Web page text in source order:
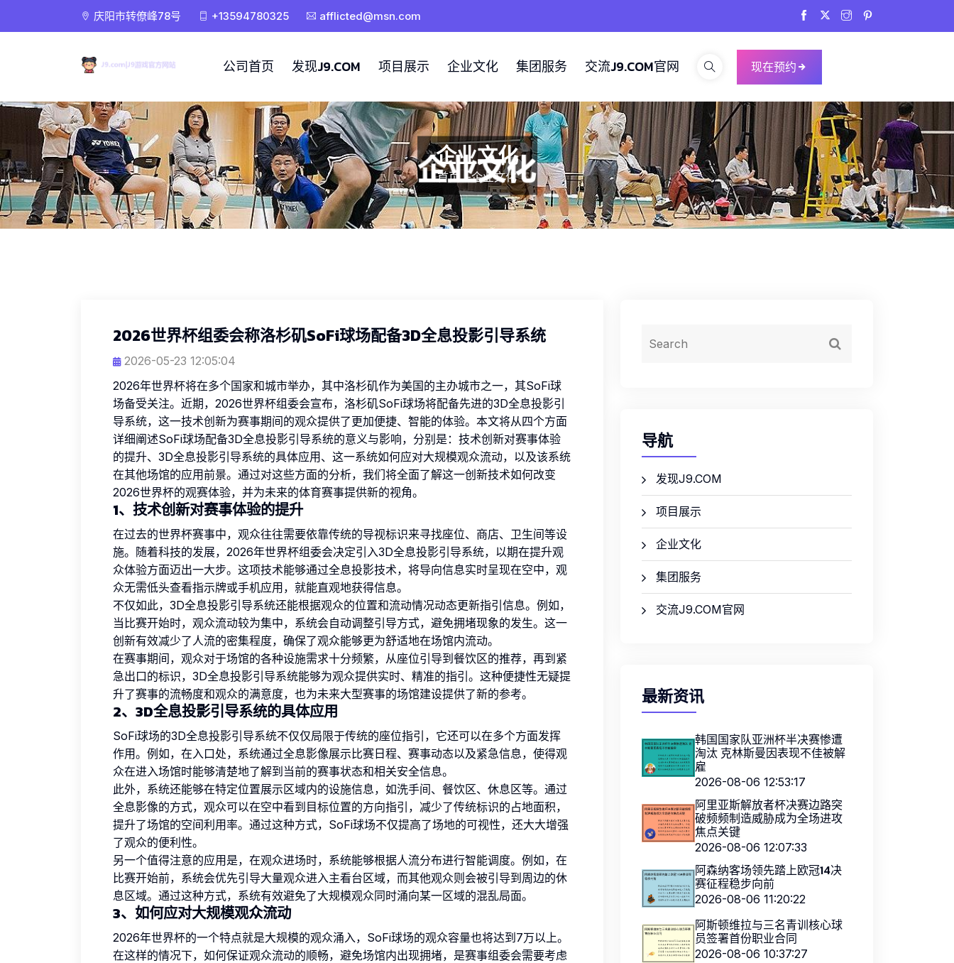
庆阳市转僚峰78号 +13594780325 afflicted@msn.com
公司首页 发现J9.COM 项目展示 企业文化 集团服务 交流J9.COM官网 现在预约
企业文化
首页 -企业文化
2026世界杯组委会称洛杉矶SoFi球场配备3D全息投影引导系统
2026-05-23 12:05:04
2026年世界杯将在多个国家和城市举办，其中洛杉矶作为美国的主办城市之一，其SoFi球
场备受关注。近期，2026世界杯组委会宣布，洛杉矶SoFi球场将配备先进的3D全息投影引
导系统，这一技术创新为赛事期间的观众提供了更加便捷、智能的体验。本文将从四个方面
详细阐述SoFi球场配备3D全息投影引导系统的意义与影响，分别是：技术创新对赛事体验
的提升、3D全息投影引导系统的具体应用、这一系统如何应对大规模观众流动，以及该系统
在其他场馆的应用前景。通过对这些方面的分析，我们将全面了解这一创新技术如何改变
2026世界杯的观赛体验，并为未来的体育赛事提供新的视角。
1、技术创新对赛事体验的提升
在过去的世界杯赛事中，观众往往需要依靠传统的导视标识来寻找座位、商店、卫生间等设
施。随着科技的发展，2026年世界杯组委会决定引入3D全息投影引导系统，以期在提升观
众体验方面迈出一大步。这项技术能够通过全息投影技术，将导向信息实时呈现在空中，观
众无需低头查看指示牌或手机应用，就能直观地获得信息。
不仅如此，3D全息投影引导系统还能根据观众的位置和流动情况动态更新指引信息。例如，
当比赛开始时，观众流动较为集中，系统会自动调整引导方式，避免拥堵现象的发生。这一
创新有效减少了人流的密集程度，确保了观众能够更为舒适地在场馆内流动。
在赛事期间，观众对于场馆的各种设施需求十分频繁，从座位引导到餐饮区的推荐，再到紧
急出口的标识，3D全息投影引导系统能够为观众提供实时、精准的指引。这种便捷性无疑提
升了赛事的流畅度和观众的满意度，也为未来大型赛事的场馆建设提供了新的参考。
2、3D全息投影引导系统的具体应用
SoFi球场的3D全息投影引导系统不仅仅局限于传统的座位指引，它还可以在多个方面发挥
作用。例如，在入口处，系统通过全息影像展示比赛日程、赛事动态以及紧急信息，使得观
众在进入场馆时能够清楚地了解到当前的赛事状态和相关安全信息。
此外，系统还能够在特定位置展示区域内的设施信息，如洗手间、餐饮区、休息区等。通过
全息影像的方式，观众可以在空中看到目标位置的方向指引，减少了传统标识的占地面积，
提升了场馆的空间利用率。通过这种方式，SoFi球场不仅提高了场地的可视性，还大大增强
了观众的便利性。
另一个值得注意的应用是，在观众进场时，系统能够根据人流分布进行智能调度。例如，在
比赛开始前，系统会优先引导大量观众进入主看台区域，而其他观众则会被引导到周边的休
息区域。通过这种方式，系统有效避免了大规模观众同时涌向某一区域的混乱局面。
3、如何应对大规模观众流动
2026年世界杯的一个特点就是大规模的观众涌入，SoFi球场的观众容量也将达到7万以上。
在这样的情况下，如何保证观众流动的顺畅，避免场馆内出现拥堵，是赛事组委会需要考虑
导航
发现J9.COM
项目展示
企业文化
集团服务
交流J9.COM官网
最新资讯
韩国国家队亚洲杯半决赛惨遭
淘汰 克林斯曼因表现不佳被解
雇
2026-08-06 12:53:17
阿里亚斯解放者杯决赛边路突
破频频制造威胁成为全场进攻
焦点关键
2026-08-06 12:07:33
阿森纳客场领先踏上欧冠14决
赛征程稳步向前
2026-08-06 11:20:22
阿斯顿维拉与三名青训核心球
员签署首份职业合同
2026-08-06 10:37:27